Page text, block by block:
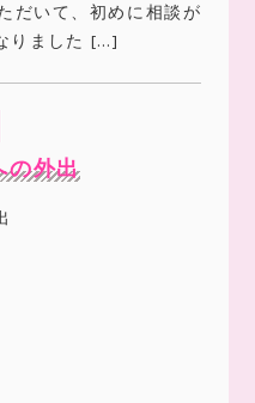
だいて、初めに相談が
りました […]
の外出